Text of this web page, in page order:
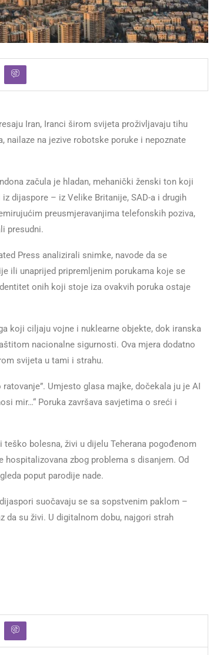
Iran, Iranci širom svijeta proživljavaju tihu
na jezive robotske poruke i nepoznate
začula je hladan, mehanički ženski ton koji
dijaspore – iz Velike Britanije, SAD-a i drugih
preusmjeravanjima telefonskih poziva,
presudni.
Press analizirali snimke, navode da se
ili unaprijed pripremljenim porukama koje se
onih koji stoje iza ovakvih poruka ostaje
koji ciljaju vojne i nuklearne objekte, dok iranska
nacionalne sigurnosti. Ova mjera dodatno
svijeta u tami i strahu.
Umjesto glasa majke, dočekala ju je AI
mir…“ Poruka završava savjetima o sreći i
bolesna, živi u dijelu Teherana pogođenom
zbog problema s disanjem. Od
poput parodije nade.
suočavaju se sa sopstvenim paklom –
da su živi. U digitalnom dobu, najgori strah